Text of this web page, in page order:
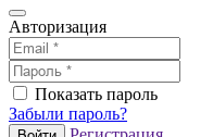
Авторизация
Показать пароль
Забыли пароль?